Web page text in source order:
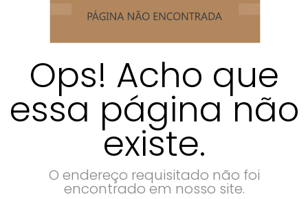
Ops! Acho que
essa página não
existe.
O endereço requisitado não foi
encontrado em nosso site.